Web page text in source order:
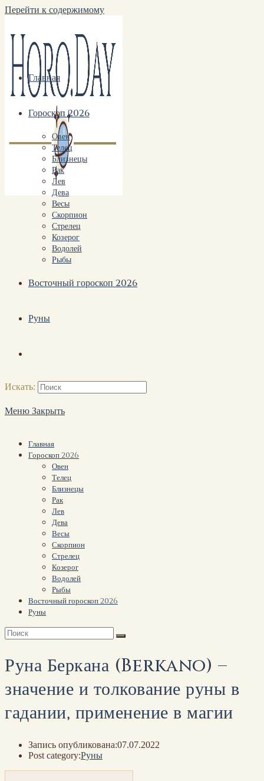
Перейти к содержимому
Главная
Гороскоп 2026
Овен
Телец
Близнецы
Рак
Лев
Дева
Весы
Скорпион
Стрелец
Козерог
Водолей
Рыбы
Восточный гороскоп 2026
Руны
Искать:
МенюЗакрыть
Главная
Гороскоп 2026
Овен
Телец
Близнецы
Рак
Лев
Дева
Весы
Скорпион
Стрелец
Козерог
Водолей
Рыбы
Восточный гороскоп 2026
Руны
Руна Беркана (Berkano) –
значение и толкование руны в
гадании, применение в магии
Запись опубликована:07.07.2022
Post category:Руны